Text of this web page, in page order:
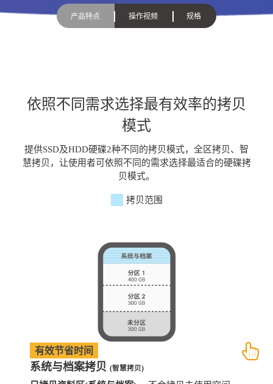
产品特点 操作视频 规格
依照不同需求选择最有效率的拷贝
模式
提供SSD及HDD硬碟2种不同的拷贝模式，全区拷贝、智
慧拷贝，让使用者可依照不同的需求选择最适合的硬碟拷
贝模式。
拷贝范围
有效节省时间
系统与档案拷贝(智慧拷贝)